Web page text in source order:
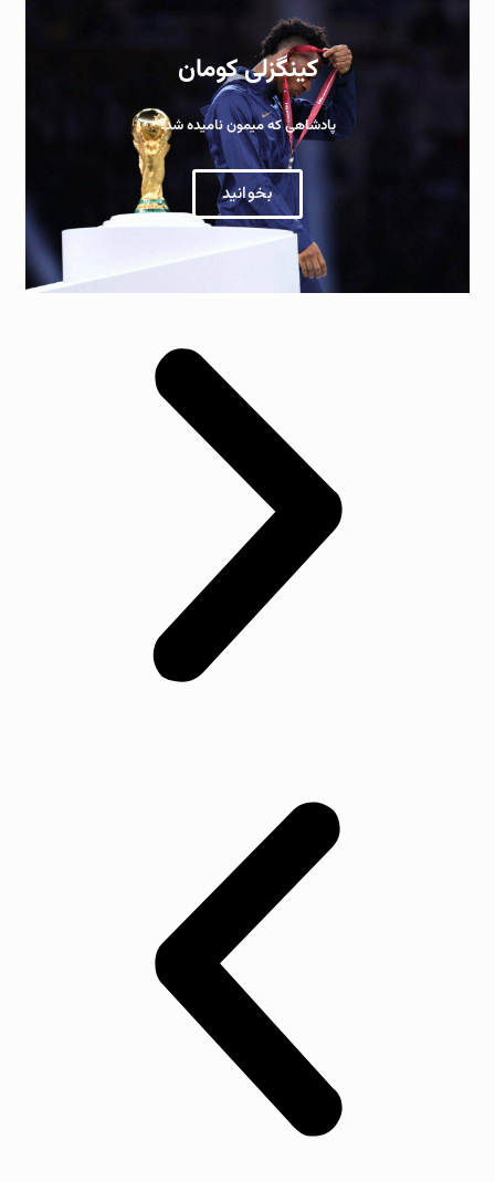
کینگزلی کومان
پادشاهی که میمون نامیده شد!
بخوانید